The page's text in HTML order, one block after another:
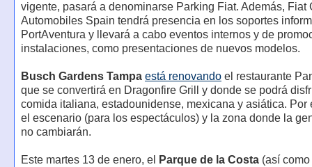
vigente, pasará a denominarse Parking Fiat. Además, Fiat
Automobiles Spain tendrá presencia en los soportes
PortAventura y llevará a cabo eventos internos y de
instalaciones, como presentaciones de nuevos modelos.
Busch Gardens Tampa está renovandoel restaurante
que se convertirá en Dragonfire Grill y donde se podrá
comida italiana, estadounidense, mexicana y asiática. Por
el escenario (para los espectáculos) y la zona donde la
no cambiarán.
Este martes 13 de enero, el Parque de la Costa(así como